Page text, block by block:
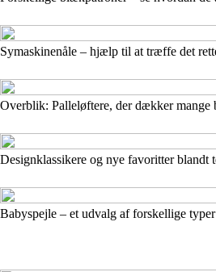
Symaskinenåle – hjælp til at træffe det
Overblik: Palleløftere, der dækker mange
Designklassikere og nye favoritter blandt
Babyspejle – et udvalg af forskellige typer